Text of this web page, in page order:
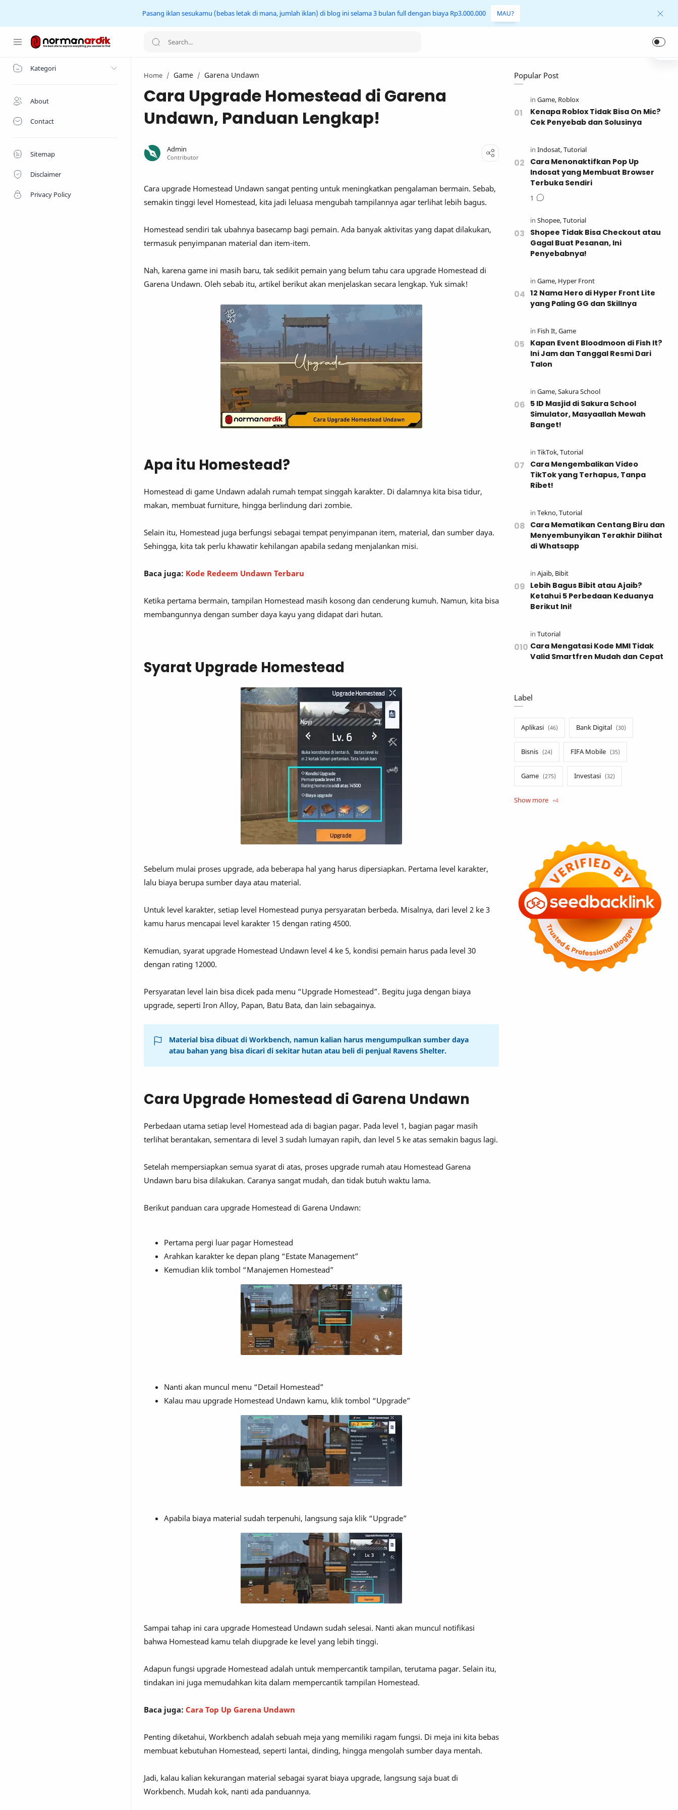
Pasang iklan sesukamu (bebas letak di mana, jumlah iklan) di blog ini selama 3 bulan full dengan biaya Rp3.000.000 MAU?
Home
Kategori
About
Contact
Sitemap
Disclaimer
Privacy Policy
Home Game Garena Undawn
Cara Upgrade Homestead di Garena
Undawn, Panduan Lengkap!
Cara upgrade Homestead Undawn sangat penting untuk meningkatkan pengalaman bermain. Sebab,
semakin tinggi level Homestead, kita jadi leluasa mengubah tampilannya agar terlihat lebih bagus.
Homestead sendiri tak ubahnya basecamp bagi pemain. Ada banyak aktivitas yang dapat dilakukan,
termasuk penyimpanan material dan item-item.
Nah, karena game ini masih baru, tak sedikit pemain yang belum tahu cara upgrade Homestead di
Garena Undawn. Oleh sebab itu, artikel berikut akan menjelaskan secara lengkap. Yuk simak!
Apa itu Homestead?
Homestead di game Undawn adalah rumah tempat singgah karakter. Di dalamnya kita bisa tidur,
makan, membuat furniture, hingga berlindung dari zombie.
Selain itu, Homestead juga berfungsi sebagai tempat penyimpanan item, material, dan sumber daya.
Sehingga, kita tak perlu khawatir kehilangan apabila sedang menjalankan misi.
Baca juga: Kode Redeem Undawn Terbaru
Ketika pertama bermain, tampilan Homestead masih kosong dan cenderung kumuh. Namun, kita bisa
membangunnya dengan sumber daya kayu yang didapat dari hutan.
Syarat Upgrade Homestead
Sebelum mulai proses upgrade, ada beberapa hal yang harus dipersiapkan. Pertama level karakter,
lalu biaya berupa sumber daya atau material.
Untuk level karakter, setiap level Homestead punya persyaratan berbeda. Misalnya, dari level 2 ke 3
kamu harus mencapai level karakter 15 dengan rating 4500.
Kemudian, syarat upgrade Homestead Undawn level 4 ke 5, kondisi pemain harus pada level 30
dengan rating 12000.
Persyaratan level lain bisa dicek pada menu “Upgrade Homestead”. Begitu juga dengan biaya
upgrade, seperti Iron Alloy, Papan, Batu Bata, dan lain sebagainya.
Material bisa dibuat di Workbench, namun kalian harus mengumpulkan sumber daya
atau bahan yang bisa dicari di sekitar hutan atau beli di penjual Ravens Shelter.
Cara Upgrade Homestead di Garena Undawn
Perbedaan utama setiap level Homestead ada di bagian pagar. Pada level 1, bagian pagar masih
terlihat berantakan, sementara di level 3 sudah lumayan rapih, dan level 5 ke atas semakin bagus lagi.
Setelah mempersiapkan semua syarat di atas, proses upgrade rumah atau Homestead Garena
Undawn baru bisa dilakukan. Caranya sangat mudah, dan tidak butuh waktu lama.
Berikut panduan cara upgrade Homestead di Garena Undawn:
Pertama pergi luar pagar Homestead
Arahkan karakter ke depan plang “Estate Management”
Kemudian klik tombol “Manajemen Homestead”
Nanti akan muncul menu “Detail Homestead”
Kalau mau upgrade Homestead Undawn kamu, klik tombol “Upgrade”
Apabila biaya material sudah terpenuhi, langsung saja klik “Upgrade”
Sampai tahap ini cara upgrade Homestead Undawn sudah selesai. Nanti akan muncul notifikasi
bahwa Homestead kamu telah diupgrade ke level yang lebih tinggi.
Adapun fungsi upgrade Homestead adalah untuk mempercantik tampilan, terutama pagar. Selain itu,
tindakan ini juga memudahkan kita dalam mempercantik tampilan Homestead.
Baca juga: Cara Top Up Garena Undawn
Penting diketahui, Workbench adalah sebuah meja yang memiliki ragam fungsi. Di meja ini kita bebas
membuat kebutuhan Homestead, seperti lantai, dinding, hingga mengolah sumber daya mentah.
Jadi, kalau kalian kekurangan material sebagai syarat biaya upgrade, langsung saja buat di
Workbench. Mudah kok, nanti ada panduannya.
Popular Post
Kenapa Roblox Tidak Bisa On Mic?
Cek Penyebab dan Solusinya
Cara Menonaktifkan Pop Up
Indosat yang Membuat Browser
Terbuka Sendiri
Shopee Tidak Bisa Checkout atau
Gagal Buat Pesanan, Ini
Penyebabnya!
12 Nama Hero di Hyper Front Lite
yang Paling GG dan Skillnya
Kapan Event Bloodmoon di Fish It?
Ini Jam dan Tanggal Resmi Dari
Talon
5 ID Masjid di Sakura School
Simulator, Masyaallah Mewah
Banget!
Cara Mengembalikan Video
TikTok yang Terhapus, Tanpa
Ribet!
Cara Mematikan Centang Biru dan
Menyembunyikan Terakhir Dilihat
di Whatsapp
Lebih Bagus Bibit atau Ajaib?
Ketahui 5 Perbedaan Keduanya
Berikut Ini!
Cara Mengatasi Kode MMI Tidak
Valid Smartfren Mudah dan Cepat
Label
Aplikasi Bank Digital
Bisnis FIFA Mobile
Game Investasi
Opini